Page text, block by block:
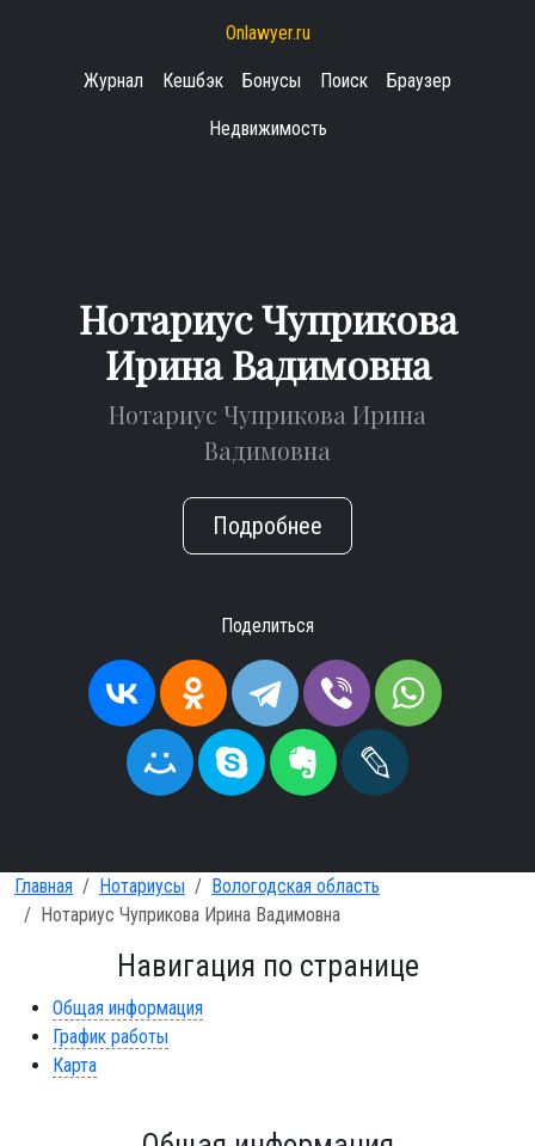
Onlawyer.ru
Журнал Кешбэк Бонусы Поиск Браузер
Недвижимость
Нотариус Чуприкова
Ирина Вадимовна
Нотариус Чуприкова Ирина
Вадимовна
Подробнее
Поделиться
Главная Нотариусы
Вологодская область
Нотариус Чуприкова Ирина Вадимовна
Навигация по странице
Общая информация
График работы
Карта